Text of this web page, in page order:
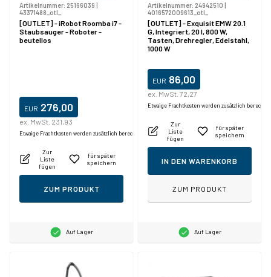
Artikelnummer: 25166039
43371488_otl_
[OUTLET] - iRobot Roomba i7 -
Staubsauger - Roboter -
beutellos
EUR 276,00
ex. MwSt. 231,93
Etwaige Frachtkosten werden zusätzlich berechnet.
Zur
Liste
fügen
für später
speichern
ZUM PRODUKT
Auf Lager
Artikelnummer: 24942510
4016572009613_otl_
[OUTLET] - Exquisit EMW 20.1
G, Integriert, 20 l, 800 W,
Tasten, Drehregler, Edelstahl,
1000 W
EUR 86,00
ex. MwSt. 72,27
Etwaige Frachtkosten werden zusätzlich
Zur
Liste
fügen
für später
speichern
IN DEN WARENKORB
ZUM PRODUKT
Auf Lager